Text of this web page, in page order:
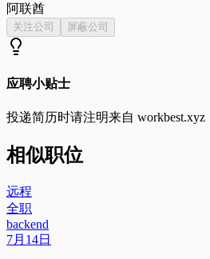
阿联酋
关注公司 屏蔽公司
应聘小贴士
投递简历时请注明来自 workbest.xyz
相似职位
远程
全职
backend
7月14日